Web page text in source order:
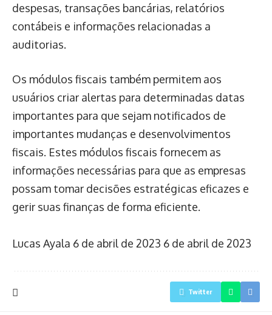
despesas, transações bancárias, relatórios
contábeis e informações relacionadas a
auditorias.
Os módulos fiscais também permitem aos
usuários criar alertas para determinadas datas
importantes para que sejam notificados de
importantes mudanças e desenvolvimentos
fiscais. Estes módulos fiscais fornecem as
informações necessárias para que as empresas
possam tomar decisões estratégicas eficazes e
gerir suas finanças de forma eficiente.
Lucas Ayala 6 de abril de 2023 6 de abril de 2023
Twitter